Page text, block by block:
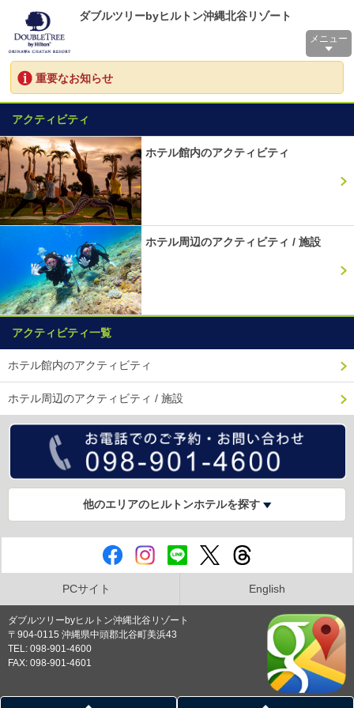
ダブルツリーbyヒルトン沖縄北谷リゾート
メニュー
重要なお知らせ
アクティビティ
ホテル館内のアクティビティ
ホテル周辺のアクティビティ / 施設
アクティビティ一覧
ホテル館内のアクティビティ
ホテル周辺のアクティビティ / 施設
他のエリアのヒルトンホテルを探す
PCサイト English
ダブルツリーbyヒルトン沖縄北谷リゾート
〒904-0115 沖縄県中頭郡北谷町美浜43
TEL: 098-901-4600
FAX: 098-901-4601